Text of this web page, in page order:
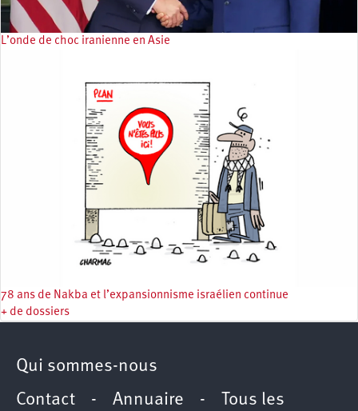
L’onde de choc iranienne en Asie
78 ans de Nakba et l’expansionnisme israélien continue
+ de dossiers
Qui sommes-nous
Contact - Annuaire -
Tous les